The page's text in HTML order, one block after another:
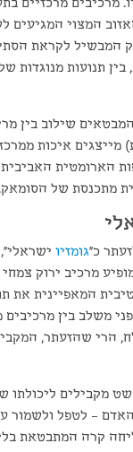
מרכיבים מרכזיים
המצוי המגיעים
המבשיל לקראת
תנועות מנוגדות
שילוב בין
מייצגים איכות
הארומטית
מתכנסת של
כ"גומזיו ישראלי",
מרכיב ירוק
המאפיינית את
משלב בין
הרי שהזעתר,
מקבילים ליכולתו
– לטפל ולשמור
קרה המתבטאת